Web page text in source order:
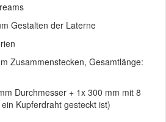
Gestalten der Laterne
Zusammenstecken, Gesamtlänge:
Durchmesser + 1x 300 mm mit 8
Kupferdraht gesteckt ist)